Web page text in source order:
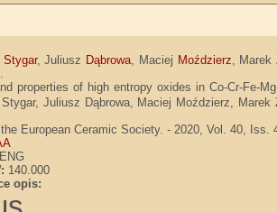
Stygar, Juliusz Dąbrowa , Maciej Moździerz , Marek
properties of high entropy oxides in Co-Cr-Fe-
Stygar, Juliusz Dąbrowa, Maciej Moździerz,
European Ceramic Society. - 2020, Vol. 40, Iss.
ENG
140.000
opis: